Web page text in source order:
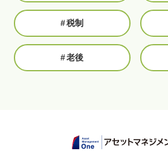
#税制
#老後